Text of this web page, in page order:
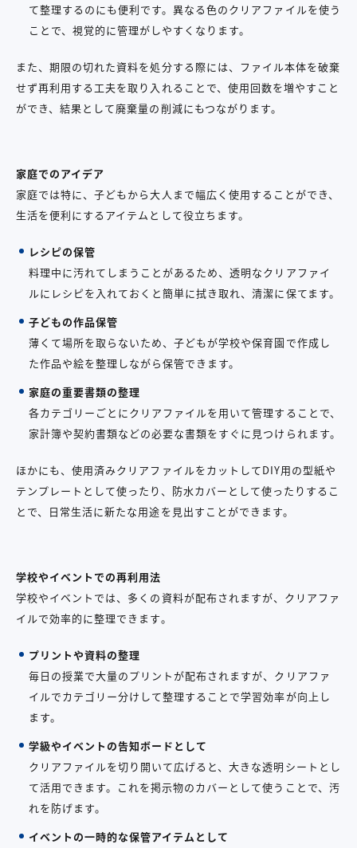
て整理するのにも便利です。異なる色のクリアファイルを使う
ことで、視覚的に管理がしやすくなります。
また、期限の切れた資料を処分する際には、ファイル本体を破棄
せず再利用する工夫を取り入れることで、使用回数を増やすこと
ができ、結果として廃棄量の削減にもつながります。
家庭でのアイデア
家庭では特に、子どもから大人まで幅広く使用することができ、
生活を便利にするアイテムとして役立ちます。
レシピの保管
料理中に汚れてしまうことがあるため、透明なクリアファイ
ルにレシピを入れておくと簡単に拭き取れ、清潔に保てます。
子どもの作品保管
薄くて場所を取らないため、子どもが学校や保育園で作成し
た作品や絵を整理しながら保管できます。
家庭の重要書類の整理
各カテゴリーごとにクリアファイルを用いて管理することで、
家計簿や契約書類などの必要な書類をすぐに見つけられます。
ほかにも、使用済みクリアファイルをカットしてDIY用の型紙や
テンプレートとして使ったり、防水カバーとして使ったりするこ
とで、日常生活に新たな用途を見出すことができます。
学校やイベントでの再利用法
学校やイベントでは、多くの資料が配布されますが、クリアファ
イルで効率的に整理できます。
プリントや資料の整理
毎日の授業で大量のプリントが配布されますが、クリアファ
イルでカテゴリー分けして整理することで学習効率が向上し
ます。
学級やイベントの告知ボードとして
クリアファイルを切り開いて広げると、大きな透明シートとし
て活用できます。これを掲示物のカバーとして使うことで、汚
れを防げます。
イベントの一時的な保管アイテムとして